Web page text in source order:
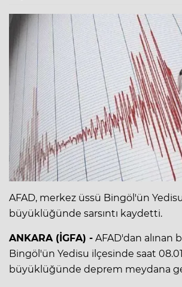
AFAD, merkez üssü Bingöl'ün
büyüklüğünde sarsıntı kaydetti.
ANKARA (İGFA) - AFAD'dan alınan
Bingöl'ün Yedisu ilçesinde saat
büyüklüğünde deprem meydana